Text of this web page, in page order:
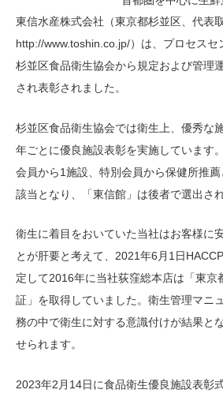
東信水産株式会社（東京都杉並区、代表
http://www.toshin.co.jp/）は、プロセスセ
杉並区食品衛生協会から規定および管理
され表彰されました。
杉並区食品衛生協会では衛生上、優秀な
年ごとに優良施設表彰を実施しています
会員から1施設、特別会員から保健所推
該当となり、「東信館」は後者で選出され
衛生に着目をおいていた当社はお客様に
とが肝要と考えて、2021年6月1日
定して2016年に当社荻窪総本店は「東京
証」を取得していました。衛生管理マニ
務の中で衛生に対する意識付けが結果と
せられます。
2023年2月14日に食品衛生優良施設表彰